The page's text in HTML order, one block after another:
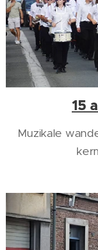
15
Muzikale